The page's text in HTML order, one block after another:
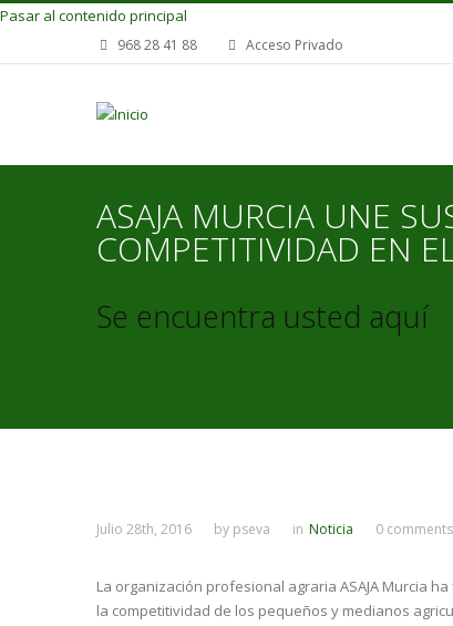
Pasar al contenido principal
968 28 41 88 Acceso Privado
ASAJA MURCIA UNE
COMPETITIVIDAD EN
Se encuentra usted aquí
Julio 28th, 2016 by pseva in Noticia 0 comments
La organización profesional agraria ASAJA Murcia
la competitividad de los pequeños y medianos